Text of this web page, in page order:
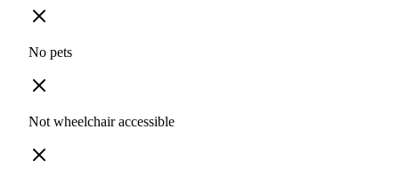
No pets
Not wheelchair accessible